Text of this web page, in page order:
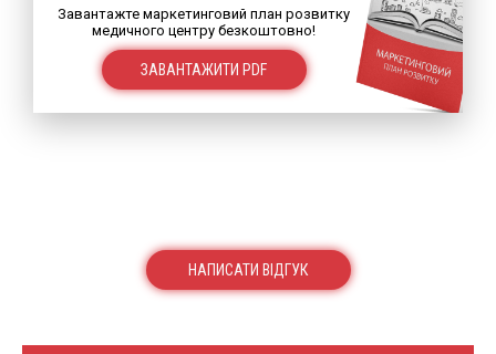
Завантажте маркетинговий план розвитку
медичного центру безкоштовно!
ЗАВАНТАЖИТИ PDF
НАПИСАТИ ВІДГУК